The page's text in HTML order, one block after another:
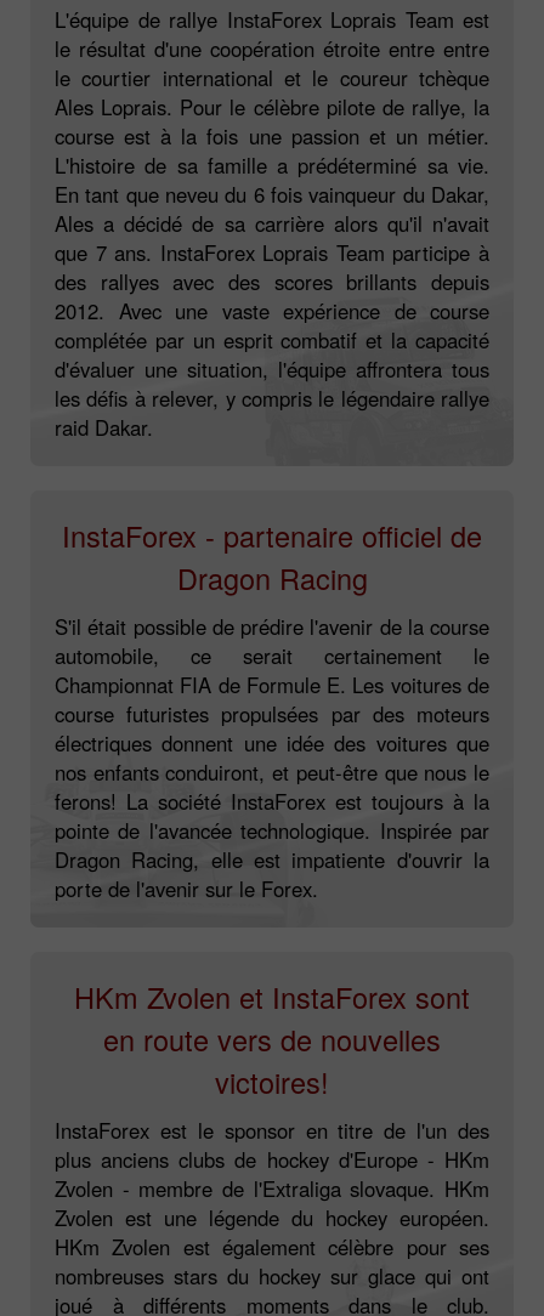
L'équipe de rallye InstaForex Loprais Team est
le résultat d'une coopération étroite entre entre
le courtier international et le coureur tchèque
Ales Loprais. Pour le célèbre pilote de rallye, la
course est à la fois une passion et un métier.
L'histoire de sa famille a prédéterminé sa vie.
En tant que neveu du 6 fois vainqueur du Dakar,
Ales a décidé de sa carrière alors qu'il n'avait
que 7 ans. InstaForex Loprais Team participe à
des rallyes avec des scores brillants depuis
2012. Avec une vaste expérience de course
complétée par un esprit combatif et la capacité
d'évaluer une situation, l'équipe affrontera tous
les défis à relever, y compris le légendaire rallye
raid Dakar.
InstaForex - partenaire officiel de
Dragon Racing
S'il était possible de prédire l'avenir de la course
automobile, ce serait certainement le
Championnat FIA de Formule E. Les voitures de
course futuristes propulsées par des moteurs
électriques donnent une idée des voitures que
nos enfants conduiront, et peut-être que nous le
ferons! La société InstaForex est toujours à la
pointe de l'avancée technologique. Inspirée par
Dragon Racing, elle est impatiente d'ouvrir la
porte de l'avenir sur le Forex.
HKm Zvolen et InstaForex sont
en route vers de nouvelles
victoires!
InstaForex est le sponsor en titre de l'un des
plus anciens clubs de hockey d'Europe - HKm
Zvolen - membre de l'Extraliga slovaque. HKm
Zvolen est une légende du hockey européen.
HKm Zvolen est également célèbre pour ses
nombreuses stars du hockey sur glace qui ont
joué à différents moments dans le club.